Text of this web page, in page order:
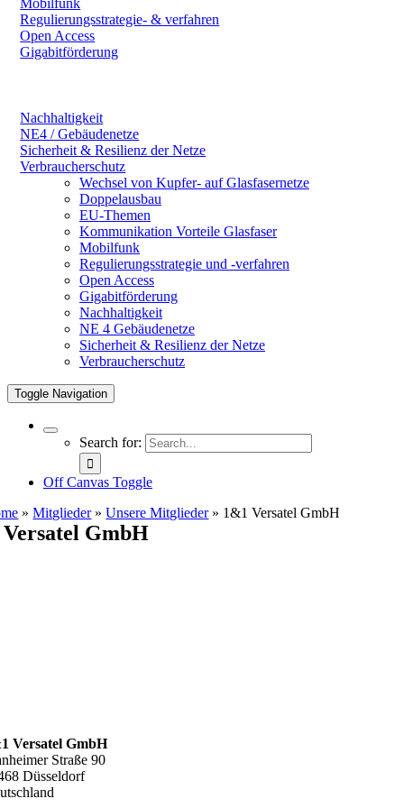
Mobilfunk
Regulierungsstrategie- & verfahren
Open Access
Gigabitförderung
Nachhaltigkeit
NE4 / Gebäudenetze
Sicherheit & Resilienz der Netze
Verbraucherschutz
Wechsel von Kupfer- auf Glasfasernetze
Doppelausbau
EU-Themen
Kommunikation Vorteile Glasfaser
Mobilfunk
Regulierungsstrategie und -verfahren
Open Access
Gigabitförderung
Nachhaltigkeit
NE 4 Gebäudenetze
Sicherheit & Resilienz der Netze
Verbraucherschutz
Toggle Navigation
Search for:
Off Canvas Toggle
»Mitglieder»Unsere Mitglieder» 1&1 Versatel GmbH
GmbH
Versatel GmbH
Straße 90
Düsseldorf